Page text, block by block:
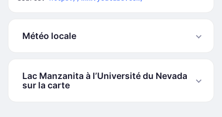
Météo locale
Lac Manzanita à l’Université du Nevada
sur la carte